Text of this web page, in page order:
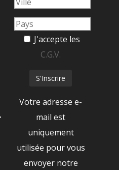
J'accepte les
C.G.V.
Votre adresse e-
mail est
uniquement
utilisée pour vous
envoyer notre